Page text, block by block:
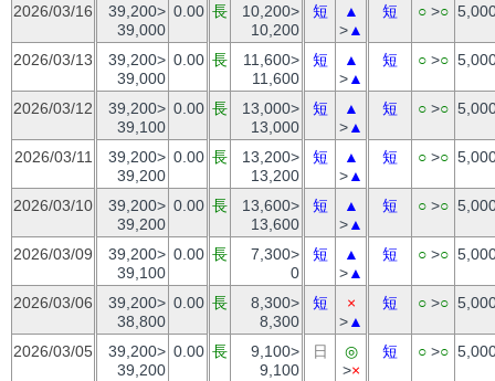
2026/03/16
39,200>
39,000
0.00 長
10,200>
10,200
短
▲
>▲
短 ○ >○
2026/03/13
39,200>
39,000
0.00 長
11,600>
11,600
短
▲
>▲
短 ○ >○
2026/03/12
39,200>
39,100
0.00 長
13,000>
13,000
短
▲
>▲
短 ○ >○
2026/03/11
39,200>
39,200
0.00 長
13,200>
13,200
短
▲
>▲
短 ○ >○
2026/03/10
39,200>
39,200
0.00 長
13,600>
13,600
短
▲
>▲
短 ○ >○
2026/03/09
39,200>
39,100
0.00 長
7,300>
0
短
▲
>▲
短 ○ >○
2026/03/06
39,200>
38,800
0.00 長
8,300>
8,300
短
×
>▲
短 ○ >○
2026/03/05
39,200>
39,200
0.00 長
9,100>
9,100
日
◎
>×
短 ○ >○